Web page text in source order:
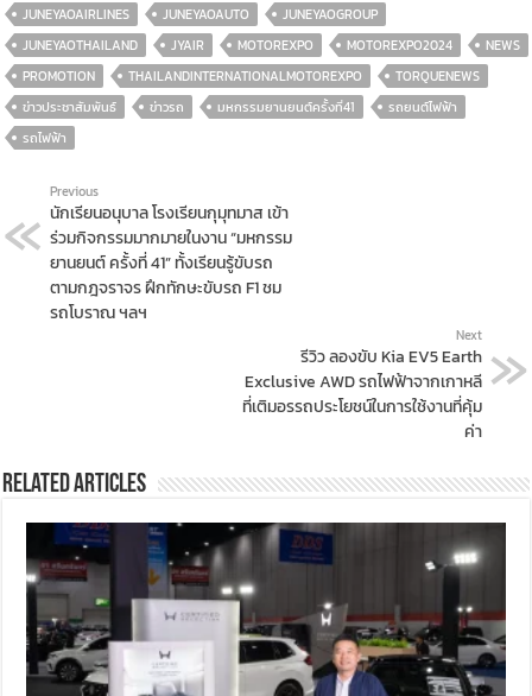
JUNEYAOAIRLINES
JUNEYAOAUTO
JUNEYAOGROUP
JUNEYAOTHAILAND
JYAIR MOTOREXPO MOTOREXPO2024
NEWS
PROMOTION
THAILANDINTERNATIONALMOTOREXPO
TORQUENEWS
ข่าวประชาสัมพันธ์
ข่าวรถ มหกรรมยานยนต์ครั้งที่41
รถยนต์ไฟฟ้า
รถไฟฟ้า
Previous
นักเรียนอนุบาล โรงเรียนกุมุทมาส เข้า
ร่วมกิจกรรมมากมายในงาน “มหกรรม
ยานยนต์ ครั้งที่ 41” ทั้งเรียนรู้ขับรถ
ตามกฎจราจร ฝึกทักษะขับรถ F1 ชม
รถโบราณ ฯลฯ
Next
รีวิว ลองขับ Kia EV5 Earth
Exclusive AWD รถไฟฟ้าจากเกาหลี
ที่เติมอรรถประโยชน์ในการใช้งานที่คุ้ม
ค่า
Related Articles